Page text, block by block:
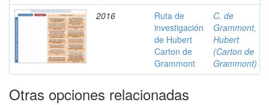
2016
Ruta de
investigación
de Hubert
Carton de
Grammont
C. de
Grammont,
Hubert
(Carton de
Grammont)
Otras opciones relacionadas